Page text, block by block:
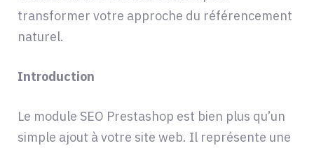
transformer votre approche du référencement
naturel.
Introduction
Le module SEO Prestashop est bien plus qu’un
simple ajout à votre site web. Il représente une